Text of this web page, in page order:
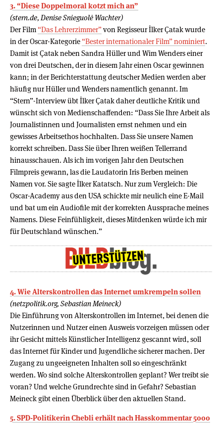
3. “Diese Doppelmoral kotzt mich an”
(stern.de, Denise Snieguolė Wachter)
Der Film “Das Lehrerzimmer”von Regisseur İlker Çatak wurde
in der Oscar-Kategorie “Bester internationaler Film” nominiert.
Damit ist Çatak neben Sandra Hüller und Wim Wenders einer
von drei Deutschen, der in diesem Jahr einen Oscar gewinnen
kann; in der Berichterstattung deutscher Medien werden aber
häufig nur Hüller und Wenders namentlich genannt. Im
“Stern”-Interview übt İlker Çatak daher deutliche Kritik und
wünscht sich von Medienschaffenden: “Dass Sie Ihre Arbeit als
Journalistinnen und Journalisten ernst nehmen und ein
gewisses Arbeitsethos hochhalten. Dass Sie unsere Namen
korrekt schreiben. Dass Sie über Ihren weißen Tellerrand
hinausschauen. Als ich im vorigen Jahr den Deutschen
Filmpreis gewann, las die Laudatorin Iris Berben meinen
Namen vor. Sie sagte İlker Katatsch. Nur zum Vergleich: Die
Oscar-Academy aus den USA schickte mir neulich eine E-Mail
und bat um ein Audiofile mit der korrekten Aussprache meines
Namens. Diese Feinfühligkeit, dieses Mitdenken würde ich mir
für Deutschland wünschen.”
4. Wie Alterskontrollen das Internet umkrempeln sollen
(netzpolitik.org, Sebastian Meineck)
Die Einführung von Alterskontrollen im Internet, bei denen die
Nutzerinnen und Nutzer einen Ausweis vorzeigen müssen oder
ihr Gesicht mittels Künstlicher Intelligenz gescannt wird, soll
das Internet für Kinder und Jugendliche sicherer machen. Der
Zugang zu ungeeigneten Inhalten soll so eingeschränkt
werden. Wo sind solche Alterskontrollen geplant? Wer treibt sie
voran? Und welche Grundrechte sind in Gefahr? Sebastian
Meineck gibt einen Überblick über den aktuellen Stand.
5. SPD-Politikerin Chebli erhält nach Hasskommentar 5000